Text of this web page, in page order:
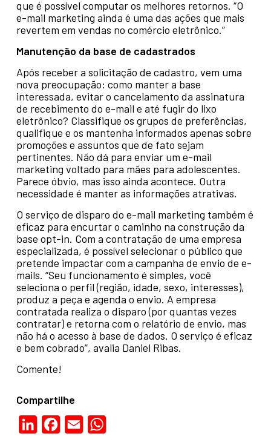
que é possível computar os melhores retornos. “O
e-mail marketing ainda é uma das ações que mais
revertem em vendas no comércio eletrônico.”
Manutenção da base de cadastrados
Após receber a solicitação de cadastro, vem uma
nova preocupação: como manter a base
interessada, evitar o cancelamento da assinatura
de recebimento do e-mail e até fugir do lixo
eletrônico? Classifique os grupos de preferências,
qualifique e os mantenha informados apenas sobre
promoções e assuntos que de fato sejam
pertinentes. Não dá para enviar um e-mail
marketing voltado para mães para adolescentes.
Parece óbvio, mas isso ainda acontece. Outra
necessidade é manter as informações atrativas.
O serviço de disparo do e-mail marketing também é
eficaz para encurtar o caminho na construção da
base opt-in. Com a contratação de uma empresa
especializada, é possível selecionar o público que
pretende impactar com a campanha de envio de e-
mails. “Seu funcionamento é simples, você
seleciona o perfil (região, idade, sexo, interesses),
produz a peça e agenda o envio. A empresa
contratada realiza o disparo (por quantas vezes
contratar) e retorna com o relatório de envio, mas
não há o acesso à base de dados. O serviço é eficaz
e bem cobrado”, avalia Daniel Ribas.
Comente!
Compartilhe
LinkedInFacebook
Email